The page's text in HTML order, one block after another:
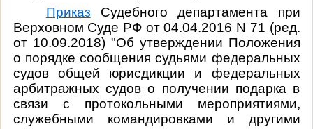
Приказ Судебного департамента при
Верховном Суде РФ от 04.04.2016 N 71 (ред.
от 10.09.2018) "Об утверждении Положения
о порядке сообщения судьями федеральных
судов общей юрисдикции и федеральных
арбитражных судов о получении подарка в
связи с протокольными мероприятиями,
служебными командировками и другими